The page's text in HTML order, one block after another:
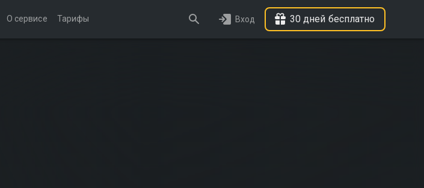
О сервисе Тарифы Вход 30 дней бесплатно